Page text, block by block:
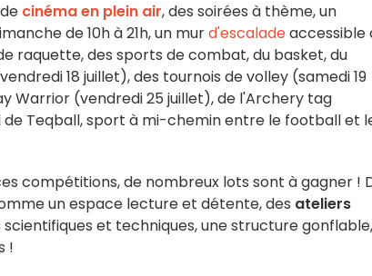
cinéma en plein air, des soirées à thème, un
de 10h à 21h,un murd'escaladeaccessible
raquette, des sports de combat, du basket, du
18 juillet), des tournois de volley (samedi 19
Warrior (vendredi 25 juillet), de l'Archery tag
Teqball, sport à mi-chemin entre le football et
compétitions, de nombreux lots sont à gagner !
un espace lecture et détente, des ateliers
scientifiques et techniques, une structure gonflable,
!